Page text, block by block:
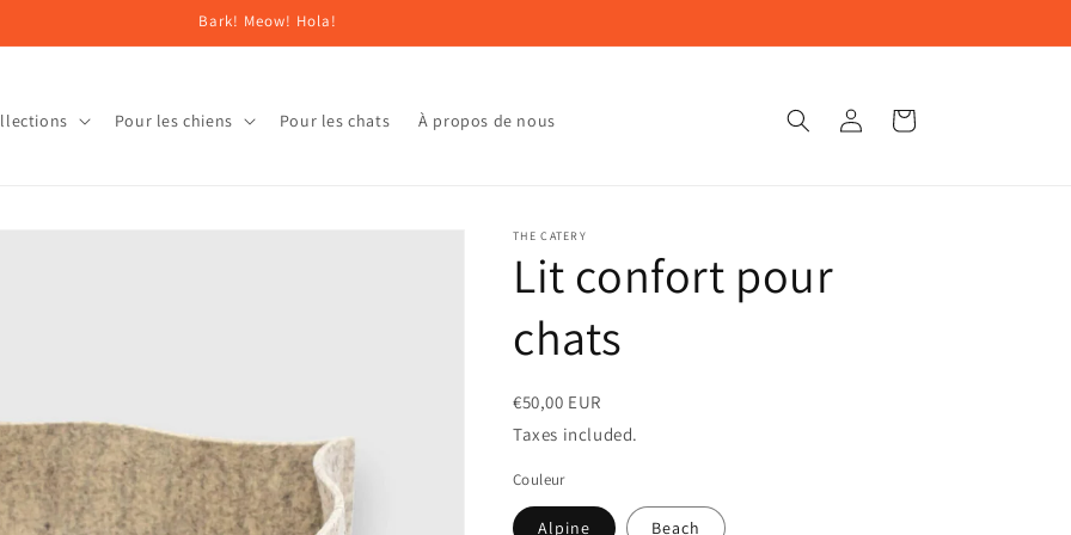
Bark! Meow! Hola!
Pour les chiens Pour les chats À propos de nous Connexion Panier
THE CATERY
Lit confort pour
chats
€50,00 EUR
Taxes included.
Couleur
Alpine Beach